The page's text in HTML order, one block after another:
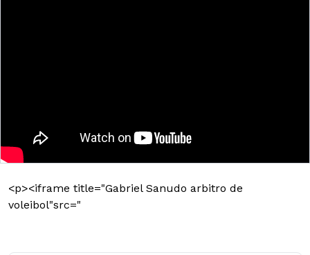
<p><iframe title="Gabriel Sanudo arbitro de
voleibol"src="